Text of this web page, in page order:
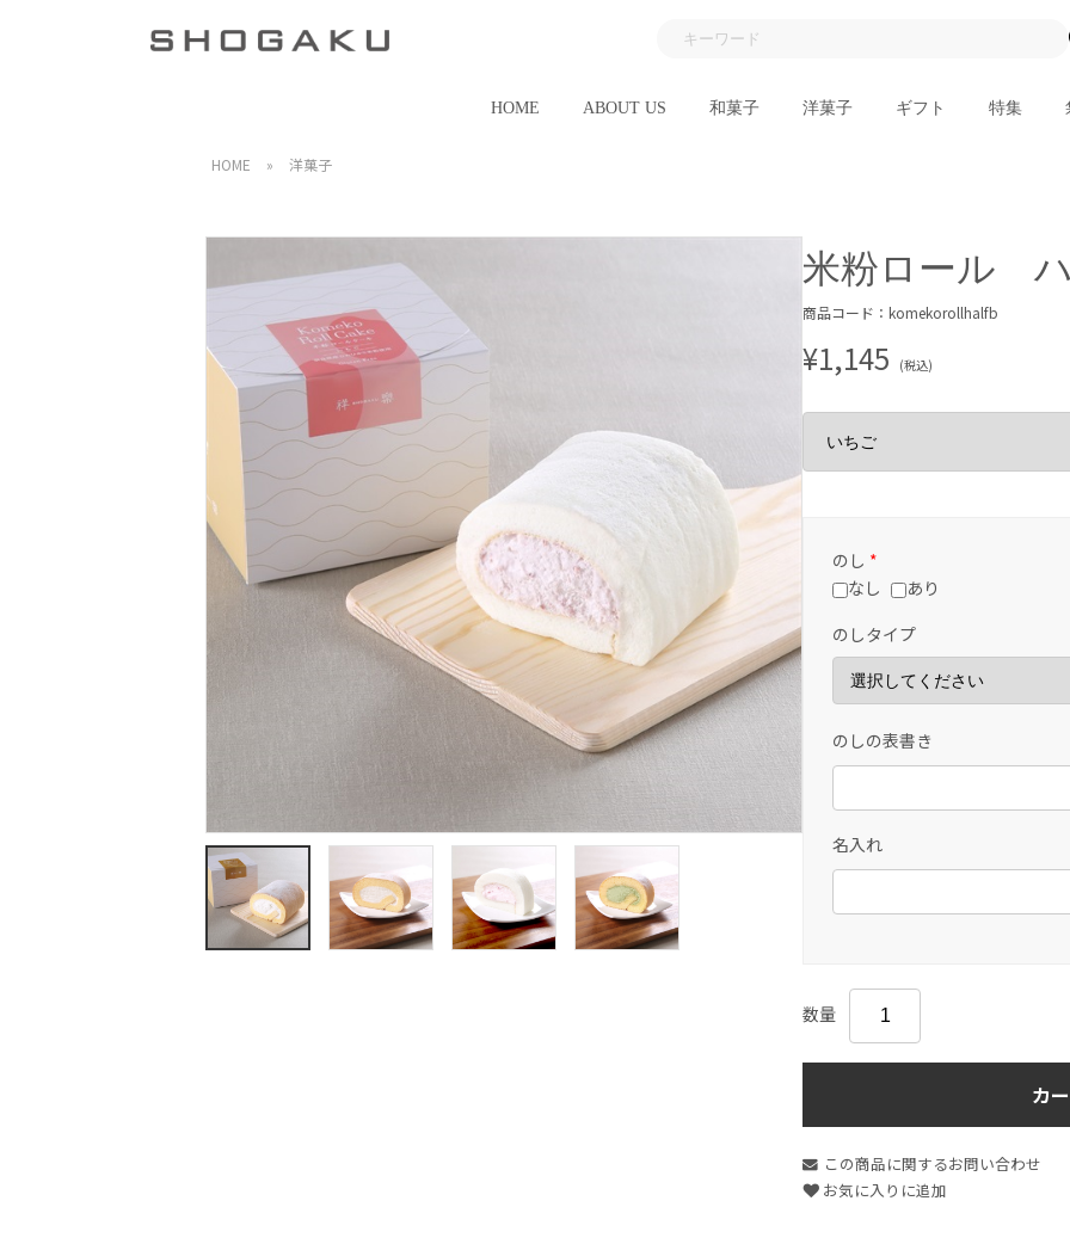
HOME ABOUT US 和菓子 洋菓子 ギフト 特集
HOME » 洋菓子
米粉ロール
商品コード：komekorollhalfb
¥1,145 (税込)
のし *
なし
あり
のしタイプ
のしの表書き
名入れ
数量
カ
この商品に関するお問い合わせ
お気に入りに追加